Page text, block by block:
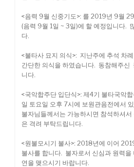
<음력 9월 신중기도>: 를 2019년 9월
(음력 9월 1일 ~ 3일)에 할 예정입니다.
다.
<불타사 묘지 의식>: 지난주에 추석 차
간단한 의식을 하였습니다. 동참해주신
니다.
<국악합주단 입단식>: 제4기 불타국악
일 토요일 오후 7시에 보원관음전에서
불자님들께서는 가능하시면 참석하셔
은 격려 부탁드립니다.
<원불모시기 불사>: 2018년에 이어
불사를 합니다. 불자로서 신심과 원력을
연을 맺으시기 바랍니다.